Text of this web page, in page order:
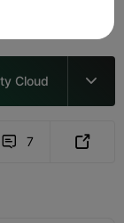
Cloud 
 7 